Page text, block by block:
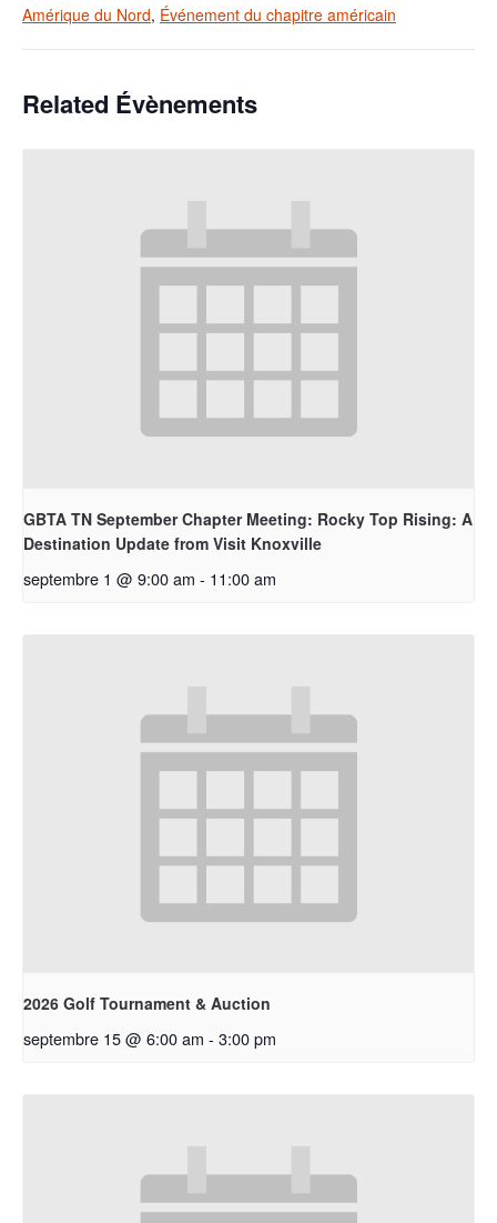
Amérique du Nord, Événement du chapitre américain
Related Évènements
GBTA TN September Chapter Meeting: Rocky Top Rising: A
Destination Update from Visit Knoxville
septembre 1 @ 9:00 am - 11:00 am
2026 Golf Tournament & Auction
septembre 15 @ 6:00 am - 3:00 pm